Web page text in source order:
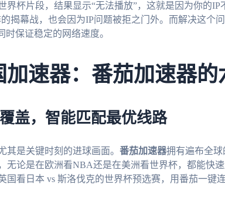
界杯片段，结果显示“无法播放”，这就是因为你的
揭幕战，也会因为IP问题被拒之门外。而解决这个
时保证稳定的网络速度。
加速器：番茄加速器的
盖，智能匹配最优线路
其是关键时刻的进球画面。 番茄加速器拥有遍布全
无论是在欧洲看NBA还是在美洲看世界杯，都能快
国看日本 vs 斯洛伐克的世界杯预选赛，用番茄一键